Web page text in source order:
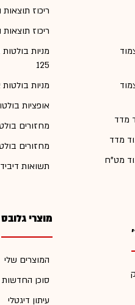
מדד
מדד
מט"ח
ריכוז
ריכוז
מניות
125
מניות
אופציות
מחזורים
מחזורים
תשואות
מוצרי גלובס
המוצרים שלי
סוכן החדשות
עיתון דיגטלי